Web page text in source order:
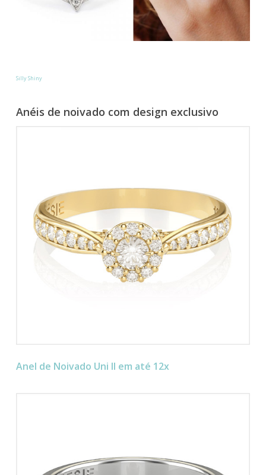
Silly Shiny
Anéis de noivado com design exclusivo
Anel de Noivado Uni II em até 12x